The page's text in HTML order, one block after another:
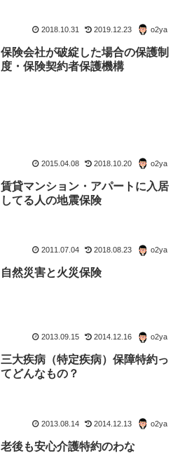
2018.10.31 2019.12.23 o2ya
保険会社が破綻した場合の保護制
度・保険契約者保護機構
2015.04.08 2018.10.20 o2ya
賃貸マンション・アパートに入居
してる人の地震保険
2011.07.04 2018.08.23 o2ya
自然災害と火災保険
2013.09.15 2014.12.16 o2ya
三大疾病（特定疾病）保障特約っ
てどんなもの？
2013.08.14 2014.12.13 o2ya
老後も安心介護特約のわな